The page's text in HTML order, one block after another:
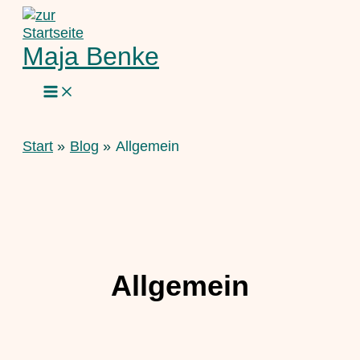
Zum
Inhalt
springen
Maja Benke
Start Blog Allgemein
Allgemein